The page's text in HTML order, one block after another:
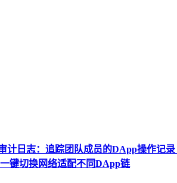
计日志：追踪团队成员的DApp操作记录
键切换网络适配不同DApp链